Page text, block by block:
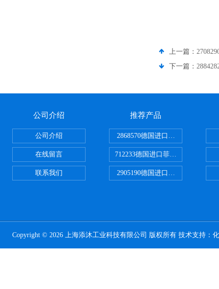
上一篇：
下一篇：
公司介绍
公司介绍
在线留言
联系我们
推荐产品
2868570德国进口菲尼克斯电源
712233德国进口菲尼克斯断路器
2905190德国进口菲尼克斯继电器
Copyright © 2026 上海添沐工业科技有限公司 版权所有 技术支持：